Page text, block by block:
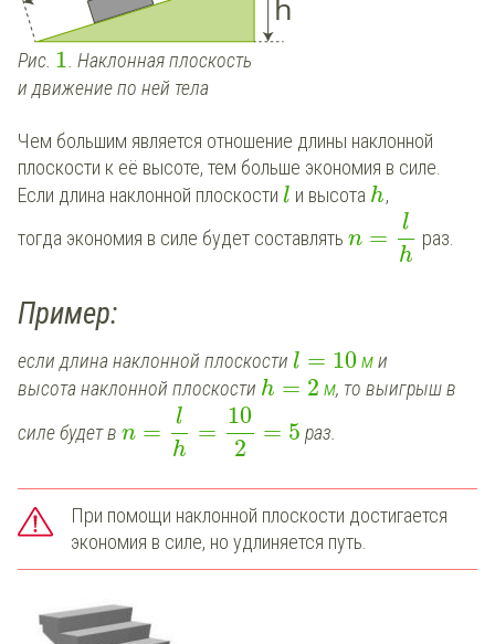
Рис. 1. Наклонная плоскость
и движение по ней тела
Чем большим является отношение длины наклонной
плоскости к её высоте, тем больше экономия в силе.
Если длина наклонной плоскости l и высота h,
тогда экономия в силе будет составлять n =
l
h
раз.
Пример:
если длина наклонной плоскости l = 10 ми
высота наклонной плоскости h = 2 м, то выигрыш в
силе будет в n =
l
h
=
10
2
= 5 раз.
При помощи наклонной плоскости достигается
экономия в силе, но удлиняется путь.